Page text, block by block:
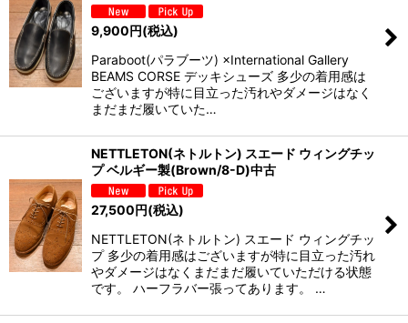
9,900円(税込)
Paraboot(パラブーツ) ×International Gallery
BEAMS CORSE デッキシューズ 多少の着用感は
ございますが特に目立った汚れやダメージはなく
まだまだ履いていた…
NETTLETON(ネトルトン) スエード ウィングチッ
プ ベルギー製(Brown/8-D)中古
27,500円(税込)
NETTLETON(ネトルトン) スエード ウィングチッ
プ 多少の着用感はございますが特に目立った汚れ
やダメージはなくまだまだ履いていただける状態
です。 ハーフラバー張ってあります。 …